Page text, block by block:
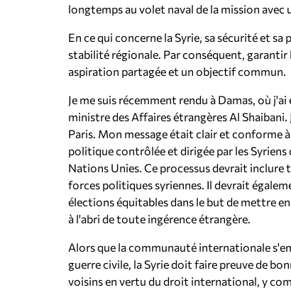
longtemps au volet naval de la mission avec
En ce qui concerne la Syrie, sa sécurité et
stabilité régionale. Par conséquent,
aspiration partagée et un objectif commun.
Je me suis récemment rendu à Damas, où
ministre des Affaires étrangères Al
Paris. Mon message était clair et conforme
politique contrôlée et dirigée par les
Nations Unies. Ce processus devrait
forces politiques syriennes. Il devrait
élections équitables dans le but de mettre
à l'abri de toute ingérence étrangère.
Alors que la communauté internationale
guerre civile, la Syrie doit faire preuve de
voisins en vertu du droit international, y